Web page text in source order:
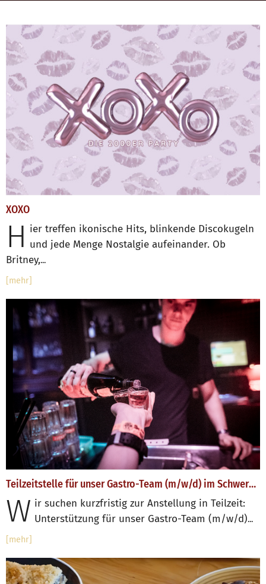
XOXO
H ier treffen ikonische Hits, blinkende Discokugeln
und jede Menge Nostalgie aufeinander. Ob
Britney,...
[mehr]
Teilzeitstelle für unser Gastro-Team (m/w/d) im Schwerpunkt Abendleitung Gastronomie
W ir suchen kurzfristig zur Anstellung in Teilzeit:
Unterstützung für unser Gastro-Team (m/w/d)...
[mehr]